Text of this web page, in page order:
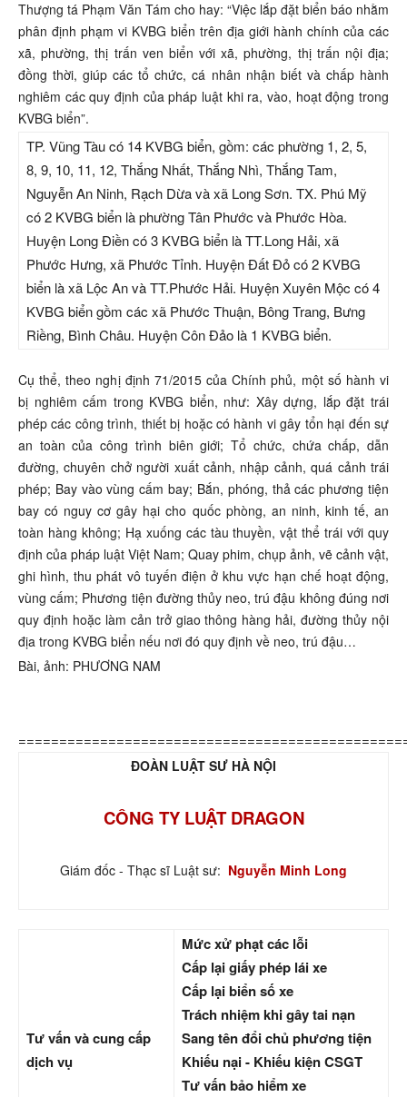
Thượng tá Phạm Văn Tám cho hay: “Việc lắp đặt biển báo nhằm
phân định phạm vi KVBG biển trên địa giới hành chính của các
xã, phường, thị trấn ven biển với xã, phường, thị trấn nội địa;
đồng thời, giúp các tổ chức, cá nhân nhận biết và chấp hành
nghiêm các quy định của pháp luật khi ra, vào, hoạt động trong
KVBG biển”.
TP. Vũng Tàu có 14 KVBG biển, gồm: các phường 1, 2, 5,
8, 9, 10, 11, 12, Thắng Nhất, Thắng Nhì, Thắng Tam,
Nguyễn An Ninh, Rạch Dừa và xã Long Sơn. TX. Phú Mỹ
có 2 KVBG biển là phường Tân Phước và Phước Hòa.
Huyện Long Điền có 3 KVBG biển là TT.Long Hải, xã
Phước Hưng, xã Phước Tỉnh. Huyện Đất Đỏ có 2 KVBG
biển là xã Lộc An và TT.Phước Hải. Huyện Xuyên Mộc có 4
KVBG biển gồm các xã Phước Thuận, Bông Trang, Bưng
Riềng, Bình Châu. Huyện Côn Đảo là 1 KVBG biển.
Cụ thể, theo nghị định 71/2015 của Chính phủ, một số hành vi
bị nghiêm cấm trong KVBG biển, như: Xây dựng, lắp đặt trái
phép các công trình, thiết bị hoặc có hành vi gây tổn hại đến sự
an toàn của công trình biên giới; Tổ chức, chứa chấp, dẫn
đường, chuyên chở người xuất cảnh, nhập cảnh, quá cảnh trái
phép; Bay vào vùng cấm bay; Bắn, phóng, thả các phương tiện
bay có nguy cơ gây hại cho quốc phòng, an ninh, kinh tế, an
toàn hàng không; Hạ xuống các tàu thuyền, vật thể trái với quy
định của pháp luật Việt Nam; Quay phim, chụp ảnh, vẽ cảnh vật,
ghi hình, thu phát vô tuyến điện ở khu vực hạn chế hoạt động,
vùng cấm; Phương tiện đường thủy neo, trú đậu không đúng nơi
quy định hoặc làm cản trở giao thông hàng hải, đường thủy nội
địa trong KVBG biển nếu nơi đó quy định về neo, trú đậu…
Bài, ảnh: PHƯƠNG NAM
ĐOÀN LUẬT SƯ HÀ NỘI
CÔNG TY LUẬT DRAGON
Giám đốc - Thạc sĩ Luật sư: Nguyễn Minh Long
Tư vấn và cung cấp
dịch vụ
Mức xử phạt các lỗi
Cấp lại giấy phép lái xe
Cấp lại biển số xe
Trách nhiệm khi gây tai nạn
Sang tên đổi chủ phương tiện
Khiếu nại - Khiếu kiện CSGT
Tư vấn bảo hiểm xe